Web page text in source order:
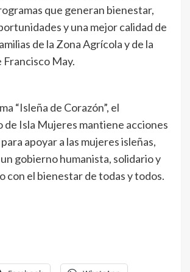
que generan bienestar,
y una mejor calidad de
de la Zona Agrícola y de la
Francisco May.
“Isleña de Corazón”, el
Isla Mujeres mantiene acciones
apoyar a las mujeres isleñas,
gobierno humanista, solidario y
con el bienestar de todas y todos.